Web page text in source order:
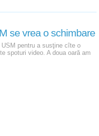
se vrea o schimbare
pentru a susţine cîte o
spoturi video. A doua oară am